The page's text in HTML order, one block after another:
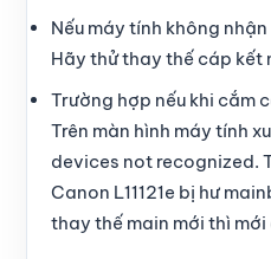
Nếu máy tính không
Hãy thử thay thế cáp kết
Trường hợp nếu khi cắm
Trên màn hình máy tính
devices not recognized.
Canon L11121e bị hư
thay thế main mới thì